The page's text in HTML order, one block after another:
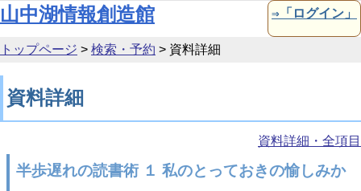
本文へ移動
山中湖情報創造館 ⇒「ログイン」
トップページ > 検索・予約 > 資料詳細
資料詳細
資料詳細・全項目
半歩遅れの読書術 １ 私のとっておきの愉しみか